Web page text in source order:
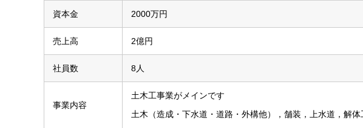
資本金 2000万円
売上高 2億円
社員数 8人
事業内容
土木工事業がメインです
土木（造成・下水道・道路・外構他），舗装，上水道，解